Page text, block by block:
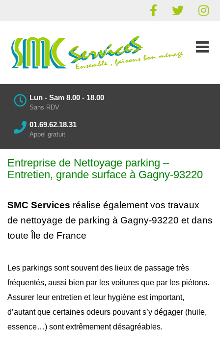
Lun - Sam 8.00 - 18.00
Sans RDV
01.69.62.18.31
Appel gratuit
Entreprise de Nettoyage parking –
Entretien, grande surface à Gagny-93220
SMC Services réalise également vos travaux
de nettoyage de parking à Gagny-93220 et dans
toute Île de France
Les parkings sont souvent des lieux de passage très
fréquentés, aussi bien par les voitures que par les piétons.
Assurer leur entretien et leur hygiène est important,
d’autant que certaines odeurs pouvant s’y dégager (huile,
essence…) sont extrêmement désagréables.